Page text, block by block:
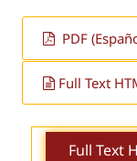
PDF
Full Text
Full Text